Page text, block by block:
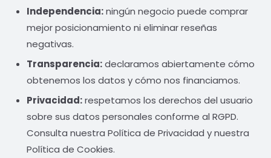
Independencia:ningún negocio puede comprar
mejor posicionamiento ni eliminar reseñas
negativas.
Transparencia:declaramos abiertamente cómo
obtenemos los datos y cómo nos financiamos.
Privacidad:respetamos los derechos del usuario
sobre sus datos personales conforme al RGPD.
Consulta nuestra Política de Privacidad y nuestra
Política de Cookies.